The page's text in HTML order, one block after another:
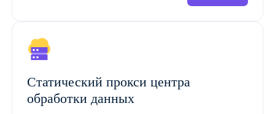
Статический прокси центра
обработки данных